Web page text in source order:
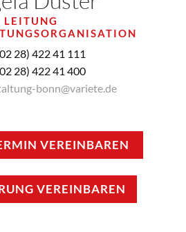
LEITUNG
28) 422 41 111
28) 422 41 400
bonn@variete.de
VEREINBAREN
VEREINBAREN